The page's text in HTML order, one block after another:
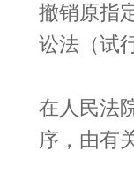
撤销原指
讼法（试
在人民法
序，由有